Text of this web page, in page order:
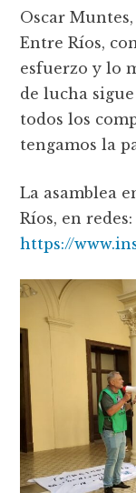
Oscar
Entre Ríos,
esfuerzo y lo
de lucha
todos los
tengamos la
La asamblea
Ríos, en redes:
https://